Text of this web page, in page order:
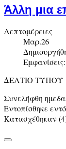
Άλλη μια
Λεπτομέρειες
Μαρ.26
ΔΕΛΤΙΟ ΤΥΠΟΥ
Συνελήφθη
Εντοπίσθηκε
Κατασχέθηκαν